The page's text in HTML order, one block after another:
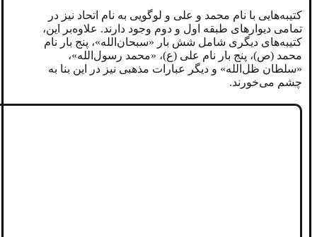
کتیبه‌هایی با نام محمد و علی و لوگویی به نام اتحاد نیز در
تمامی دیوارهای طبقه اول و دوم وجود دارند. علاوه‌بر این،
کتیبه‌های دیگری شامل شش بار «سبحان‌الله»، پنج بار نام
محمد (ص)، پنج بار نام علی (ع)، «محمد رسول‌الله»،
«سلطان ظل‌الله» و دیگر عبارات مذهبی نیز در این بنا به
چشم می‌خورند.